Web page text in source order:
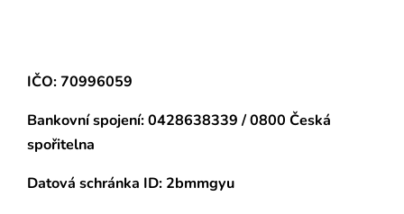
IČO: 70996059
Bankovní spojení:0428638339 / 0800 Česká
spořitelna
Datová schránka ID: 2bmmgyu